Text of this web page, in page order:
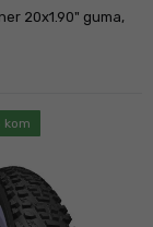
20x1.90" guma,
kom